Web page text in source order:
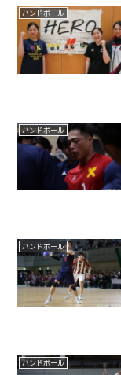
ハンドボール
ハンドボール
ハンドボール
ハンドボール